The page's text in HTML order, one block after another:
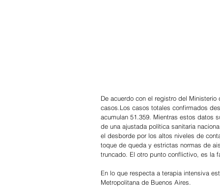
De acuerdo con el registro del
casos.Los casos totales confirmados
acumulan 51.359. Mientras estos datos
de una ajustada política sanitaria
el desborde por los altos niveles de
toque de queda y estrictas normas de
truncado. El otro punto conflictivo, es la
En lo que respecta a terapia intensiva
Metropolitana de Buenos Aires.